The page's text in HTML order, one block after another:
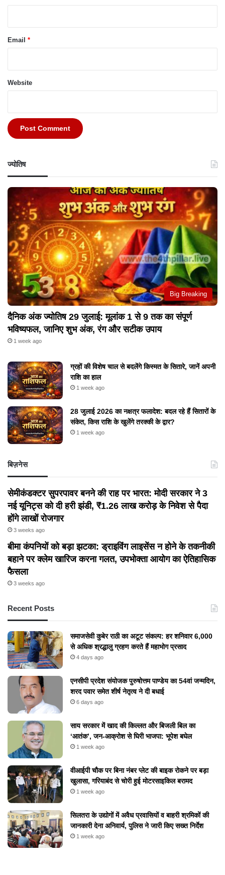
Email *
Website
ज्योतिष
Big Breaking
दैनिक अंक ज्योतिष 29 जुलाई: मूलांक 1 से 9 तक का संपूर्ण
भविष्यफल, जानिए शुभ अंक, रंग और सटीक उपाय
1 week ago
ग्रहों की विशेष चाल से बदलेंगे किस्मत के सितारे, जानें अपनी
राशि का हाल
1 week ago
28 जुलाई 2026 का नक्षत्र फलादेश: बदल रहे हैं सितारों के
संकेत, किस राशि के खुलेंगे तरक्की के द्वार?
1 week ago
बिज़नेस
सेमीकंडक्टर सुपरपावर बनने की राह पर भारत: मोदी सरकार ने 3
नई यूनिट्स को दी हरी झंडी, ₹1.26 लाख करोड़ के निवेश से पैदा
होंगे लाखों रोजगार
3 weeks ago
बीमा कंपनियों को बड़ा झटका: ड्राइविंग लाइसेंस न होने के तकनीकी
बहाने पर क्लेम खारिज करना गलत, उपभोक्ता आयोग का ऐतिहासिक
फैसला
3 weeks ago
Recent Posts
समाजसेवी कुबेर राठी का अटूट संकल्प: हर शनिवार 6,000
से अधिक श्रद्धालु ग्रहण करते हैं महाभोग प्रसाद
4 days ago
एनसीपी प्रदेश संयोजक पुरुषोत्तम पाण्डेय का 54वां जन्मदिन,
शरद पवार समेत शीर्ष नेतृत्व ने दी बधाई
6 days ago
​साय सरकार में खाद की किल्लत और बिजली बिल का
‘आतंक’, जन-आक्रोश से घिरी भाजपा: भूपेश बघेल
1 week ago
वीआईपी चौक पर बिना नंबर प्लेट की बाइक रोकने पर बड़ा
खुलासा, गरियाबंद से चोरी हुई मोटरसाइकिल बरामद
1 week ago
सिलतरा के उद्योगों में अवैध प्रवासियों व बाहरी श्रमिकों की
जानकारी देना अनिवार्य, पुलिस ने जारी किए सख्त निर्देश
1 week ago